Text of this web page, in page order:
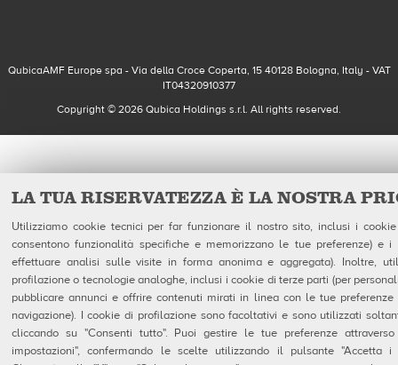
LA TUA RISERVATEZZA È LA NOSTRA
Utilizziamo cookie tecnici per far funzionare il nostro sito, inclusi i
consentono funzionalità specifiche e memorizzano le tue preferenze) e i
effettuare analisi sulle visite in forma anonima e aggregata). Inoltre,
profilazione o tecnologie analoghe, inclusi i cookie di terze parti (per
pubblicare annunci e offrire contenuti mirati in linea con le tue
navigazione). I cookie di profilazione sono facoltativi e sono utilizzati
cliccando su "Consenti tutto". Puoi gestire le tue preferenze
impostazioni", confermando le scelte utilizzando il pulsante "Accetta i
QubicaAMF Europe spa - Via della Croce Coperta, 15 40128 Bologna, Italy - VAT
IT04320910377
Copyright © 2026 Qubica Holdings s.r.l. All rights reserved.